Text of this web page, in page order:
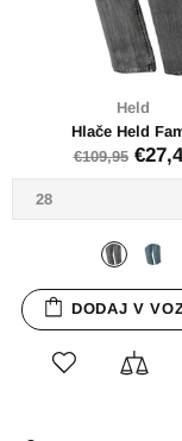
Held
Hlače Held
€109,95
DODAJ V